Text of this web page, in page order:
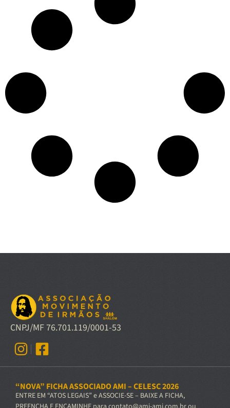
CNPJ/MF 76.701.119/0001-53
“NOVA” FICHA ASSOCIADO AMI – CELESC 2026
ENTRE EM “ATOS LEGAIS” e ASSOCIE-SE – BAIXE A FICHA,